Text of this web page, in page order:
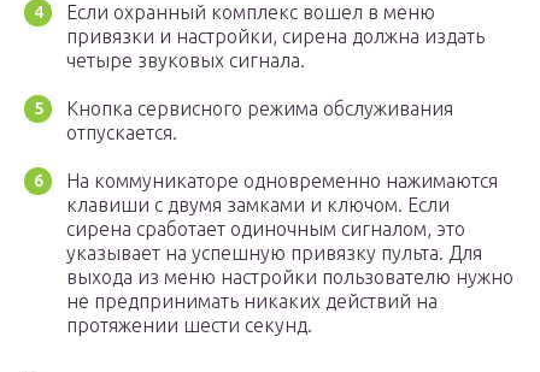
Если охранный комплекс вошел в меню
привязки и настройки, сирена должна издать
четыре звуковых сигнала.
Кнопка сервисного режима обслуживания
отпускается.
На коммуникаторе одновременно нажимаются
клавиши с двумя замками и ключом. Если
сирена сработает одиночным сигналом, это
указывает на успешную привязку пульта. Для
выхода из меню настройки пользователю нужно
не предпринимать никаких действий на
протяжении шести секунд.